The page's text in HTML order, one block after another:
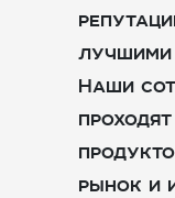
лучшими
Наши
рынок и